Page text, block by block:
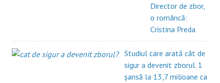
Director de zbor,
o româncă:
Cristina Preda
Studiul care arată cât de
sigur a devenit zborul. 1
șansă la 13,7 milioane ca